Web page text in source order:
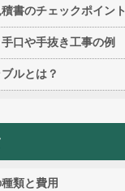
書のチェックポイント
口や手抜き工事の例
ルとは？
類と費用